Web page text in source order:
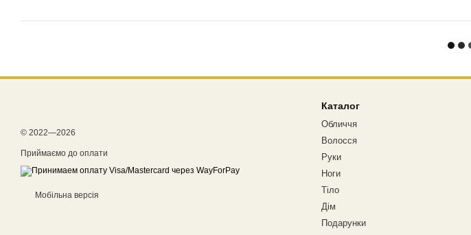
© 2022—2026
Приймаємо до оплати
Мобільна версія
Каталог
Обличчя
Волосся
Руки
Ноги
Тіло
Дім
Подарунки